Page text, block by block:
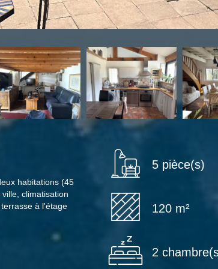
habitations (45
climatisation
à l'étage
5 pièce(s)
120 m²
2